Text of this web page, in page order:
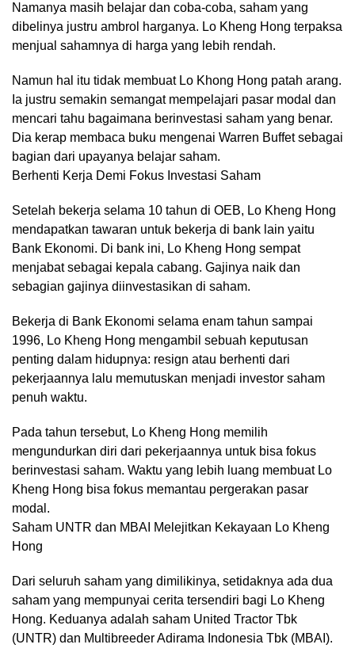
Namanya masih belajar dan coba-coba, saham yang
dibelinya justru ambrol harganya. Lo Kheng Hong terpaksa
menjual sahamnya di harga yang lebih rendah.
Namun hal itu tidak membuat Lo Khong Hong patah arang.
Ia justru semakin semangat mempelajari pasar modal dan
mencari tahu bagaimana berinvestasi saham yang benar.
Dia kerap membaca buku mengenai Warren Buffet sebagai
bagian dari upayanya belajar saham.
Berhenti Kerja Demi Fokus Investasi Saham
Setelah bekerja selama 10 tahun di OEB, Lo Kheng Hong
mendapatkan tawaran untuk bekerja di bank lain yaitu
Bank Ekonomi. Di bank ini, Lo Kheng Hong sempat
menjabat sebagai kepala cabang. Gajinya naik dan
sebagian gajinya diinvestasikan di saham.
Bekerja di Bank Ekonomi selama enam tahun sampai
1996, Lo Kheng Hong mengambil sebuah keputusan
penting dalam hidupnya: resign atau berhenti dari
pekerjaannya lalu memutuskan menjadi investor saham
penuh waktu.
Pada tahun tersebut, Lo Kheng Hong memilih
mengundurkan diri dari pekerjaannya untuk bisa fokus
berinvestasi saham. Waktu yang lebih luang membuat Lo
Kheng Hong bisa fokus memantau pergerakan pasar
modal.
Saham UNTR dan MBAI Melejitkan Kekayaan Lo Kheng
Hong
Dari seluruh saham yang dimilikinya, setidaknya ada dua
saham yang mempunyai cerita tersendiri bagi Lo Kheng
Hong. Keduanya adalah saham United Tractor Tbk
(UNTR) dan Multibreeder Adirama Indonesia Tbk (MBAI).